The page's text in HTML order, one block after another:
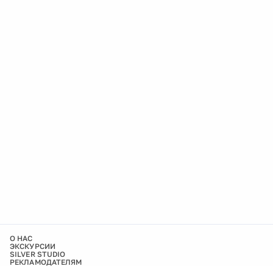
О НАС
ЭКСКУРСИИ
SILVER STUDIO
РЕКЛАМОДАТЕЛЯМ